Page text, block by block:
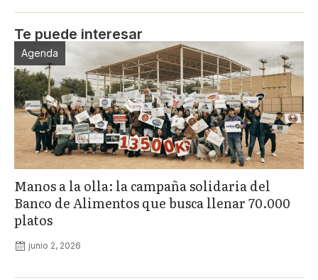
Te puede interesar
Agenda
Manos a la olla: la campaña solidaria del
Banco de Alimentos que busca llenar 70.000
platos
junio 2, 2026